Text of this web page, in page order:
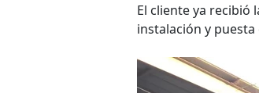
El cliente ya recibió
instalación y puesta